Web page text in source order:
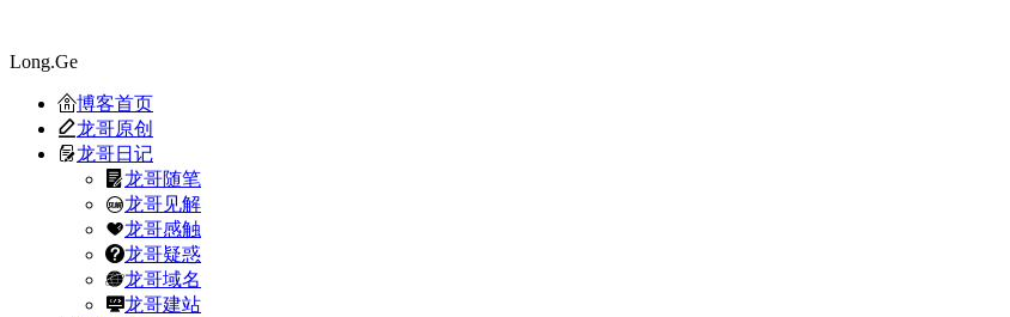
Long.Ge
博客首页
龙哥原创
龙哥日记
龙哥随笔
龙哥见解
龙哥感触
龙哥疑惑
龙哥域名
龙哥建站